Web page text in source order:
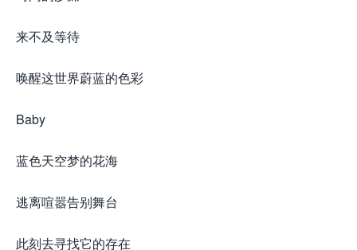
来不及等待
唤醒这世界蔚蓝的色彩
Baby
蓝色天空梦的花海
逃离喧嚣告别舞台
此刻去寻找它的存在